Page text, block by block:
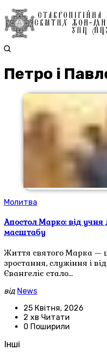
Петро і
Молитва
Апостол Марко: від учня
масштабу
Життя святого Марка —
зростання, служіння і
Євангеліє стало…
від News
25 Квітня, 2026
2 хв Читати
0 Поширили
Інші